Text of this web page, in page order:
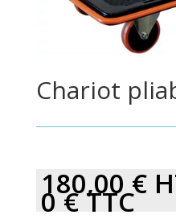
Chariot
180,00€
0€TTC